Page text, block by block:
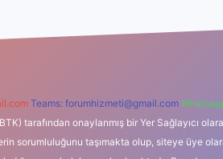
Teams: forumhizmeti@gmail.com
tarafından onaylanmış bir Yer Sağlayıcı
sorumluluğunu taşımakta olup, siteye üye